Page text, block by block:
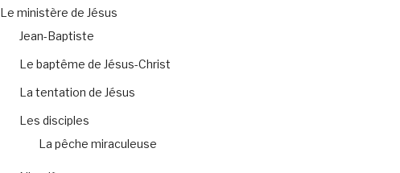
Le ministère de Jésus
Jean-Baptiste
Le baptême de Jésus-Christ
La tentation de Jésus
Les disciples
La pêche miraculeuse